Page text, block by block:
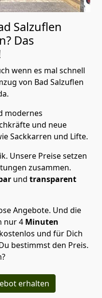
Salzuflen
Das
wenn es mal schnell
von Bad Salzuflen
modernes
und neue
Sackkarren und Lifte.
Unsere Preise setzen
zusammen.
und transparent
Angebote. Und die
nur4 Minuten
und für Dich
bestimmst den Preis.
erhalten